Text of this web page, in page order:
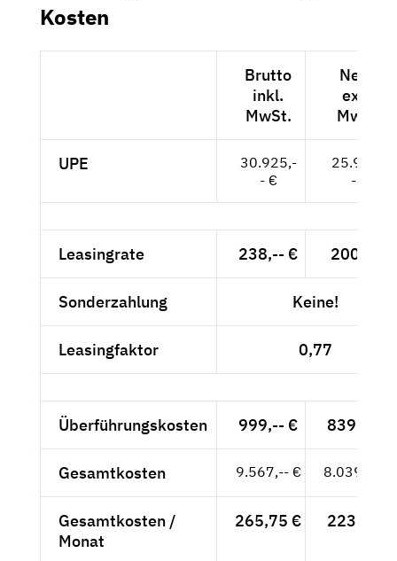
Kosten
Brutto
inkl.
MwSt.
Netto
exkl.
MwSt.
UPE
30.925,-
- €
25.987,-
- €
Leasingrate 238,-- € 200,-- €
Sonderzahlung Keine!
Leasingfaktor 0,77
Überführungskosten 999,-- € 839,50 €
Gesamtkosten 9.567,-- € 8.039,50 €
Gesamtkosten /
Monat
265,75 € 223,32 €